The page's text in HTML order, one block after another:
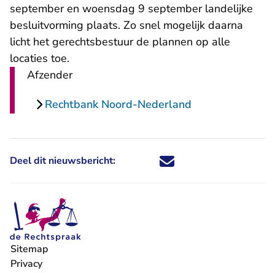
september en woensdag 9 september landelijke
besluitvorming plaats. Zo snel mogelijk daarna
licht het gerechtsbestuur de plannen op alle
locaties toe.
Afzender
Rechtbank Noord-Nederland
Deel dit nieuwsbericht: Deel dit nieuwsbericht via X -
Deel dit nieuwsbericht via
Deel dit nieuwsbericht
Deel dit
Sitemap
Privacy